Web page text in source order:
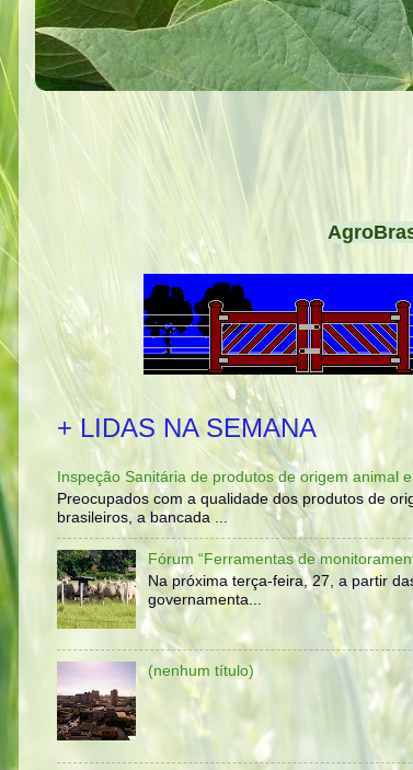
+ LIDAS NA SEMANA
Inspeção Sanitária de produtos de origem animal
Preocupados com a qualidade dos produtos de
brasileiros, a bancada ...
Fórum “Ferramentas de
Na próxima terça-feira, 27, a partir
governamenta...
(nenhum título)